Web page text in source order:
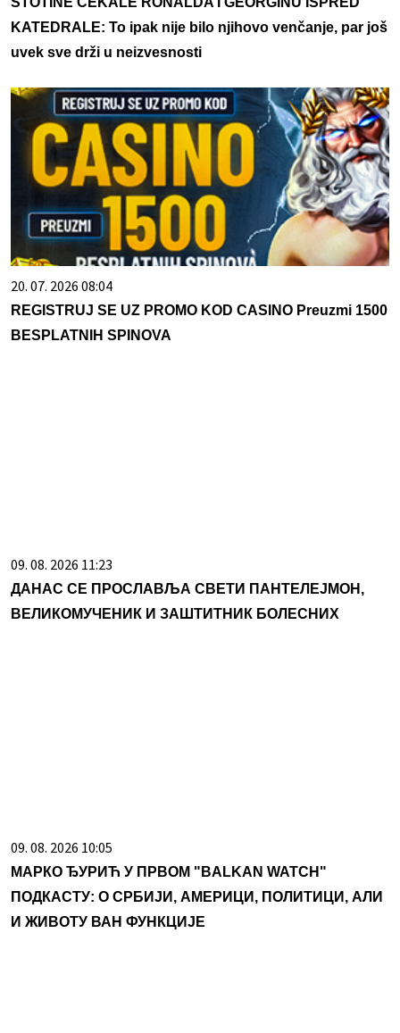
KATEDRALE: To ipak nije bilo njihovo venčanje, par još
uvek sve drži u neizvesnosti
20. 07. 2026 08:04
REGISTRUJ SE UZ PROMO KOD CASINO Preuzmi 1500
BESPLATNIH SPINOVA
09. 08. 2026 11:23
ДАНАС СЕ ПРОСЛАВЉА СВЕТИ ПАНТЕЛЕЈМОН,
ВЕЛИКОМУЧЕНИК И ЗАШТИТНИК БОЛЕСНИХ
09. 08. 2026 10:05
МАРКО ЂУРИЋ У ПРВОМ "BALKAN WATCH"
ПОДКАСТУ: О СРБИЈИ, АМЕРИЦИ, ПОЛИТИЦИ, АЛИ
И ЖИВОТУ ВАН ФУНКЦИЈЕ